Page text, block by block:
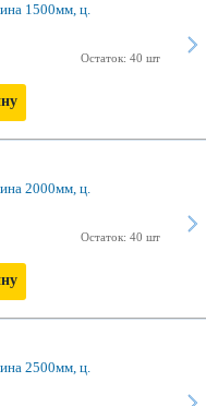
1500мм, ц.
Остаток: 40 шт
2000мм, ц.
Остаток: 40 шт
2500мм, ц.